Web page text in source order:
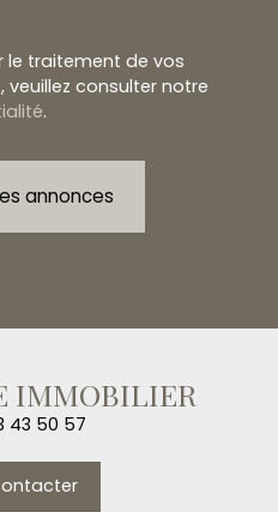
le traitement de vos
veuillez consulter notre
.
annonces
IMMOBILIER
43 50 57